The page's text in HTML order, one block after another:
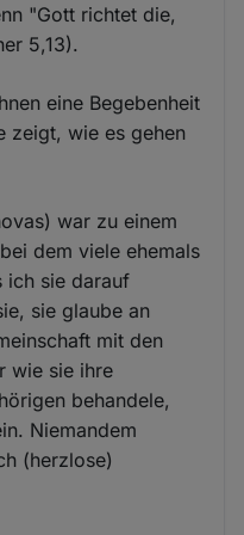
"Gott richtet die,
5,13).
eine Begebenheit
zeigt, wie es gehen
war zu einem
dem viele ehemals
ich sie darauf
sie glaube an
mit den
wie sie ihre
behandele,
Niemandem
(herzlose)